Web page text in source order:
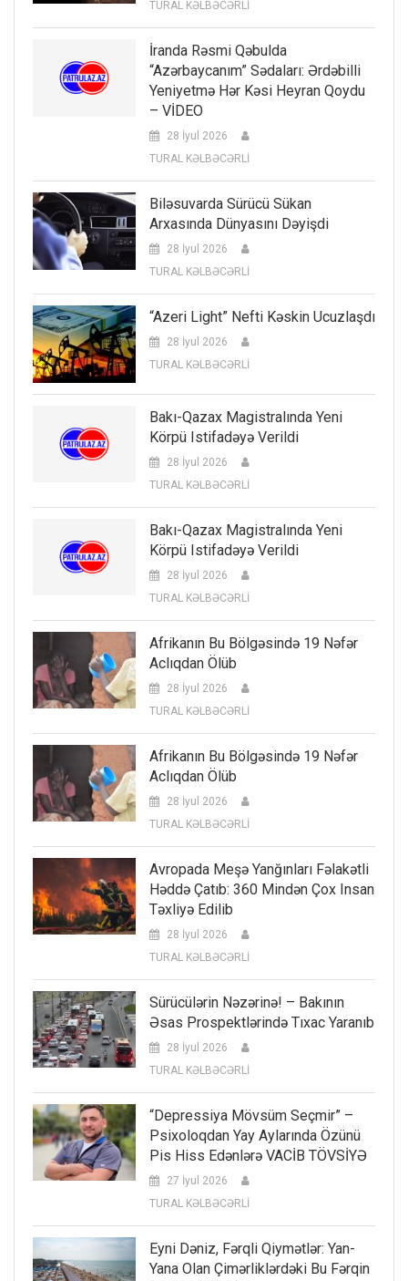
TURAL KƏLBƏCƏRLİ
İranda Rəsmi Qəbulda
“Azərbaycanım” Sədaları: Ərdəbilli
Yeniyetmə Hər Kəsi Heyran Qoydu
– VİDEO
28 İyul 2026
TURAL KƏLBƏCƏRLİ
Biləsuvarda Sürücü Sükan
Arxasında Dünyasını Dəyişdi
28 İyul 2026
TURAL KƏLBƏCƏRLİ
“Azeri Light” Nefti Kəskin Ucuzlaşdı
28 İyul 2026
TURAL KƏLBƏCƏRLİ
Bakı-Qazax Magistralında Yeni
Körpü Istifadəyə Verildi
28 İyul 2026
TURAL KƏLBƏCƏRLİ
Bakı-Qazax Magistralında Yeni
Körpü Istifadəyə Verildi
28 İyul 2026
TURAL KƏLBƏCƏRLİ
Afrikanın Bu Bölgəsində 19 Nəfər
Aclıqdan Ölüb
28 İyul 2026
TURAL KƏLBƏCƏRLİ
Afrikanın Bu Bölgəsində 19 Nəfər
Aclıqdan Ölüb
28 İyul 2026
TURAL KƏLBƏCƏRLİ
Avropada Meşə Yanğınları Fəlakətli
Həddə Çatıb: 360 Mindən Çox Insan
Təxliyə Edilib
28 İyul 2026
TURAL KƏLBƏCƏRLİ
Sürücülərin Nəzərinə! – Bakının
Əsas Prospektlərində Tıxac Yaranıb
28 İyul 2026
TURAL KƏLBƏCƏRLİ
“Depressiya Mövsüm Seçmir” –
Psixoloqdan Yay Aylarında Özünü
Pis Hiss Edənlərə VACİB TÖVSİYƏ
27 İyul 2026
TURAL KƏLBƏCƏRLİ
Eyni Dəniz, Fərqli Qiymətlər: Yan-
Yana Olan Çimərliklərdəki Bu Fərqin